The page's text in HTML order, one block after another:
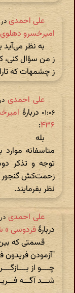
علی احمدی در ‫۸ سال قبل، شنبه ۶ مرداد
امیرخسرو دهلوی
به نظر
ز من سؤال
ز چشمهات که
علی احمدی
۰۱:۰۶ دربارهٔ
۴۳۶:
بله
متاسفانه
توجه و تذکر
زحمت‌کش گنجور
نظر بفرمایند.
علی احمدی در ‫۸ سال و ۱ ماه قبل، شنبه ۹ تیر ۱۳۹۷، ساعت ۱۸:۰۷
دربارهٔفردوسی »
قسمتی که بین قسمت 4 و 5
"آزمودن فریدون
چــــو از
شـــد آگـــه